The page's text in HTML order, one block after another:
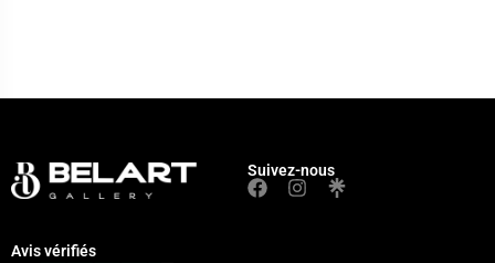
Suivez-nous
Avis vérifiés